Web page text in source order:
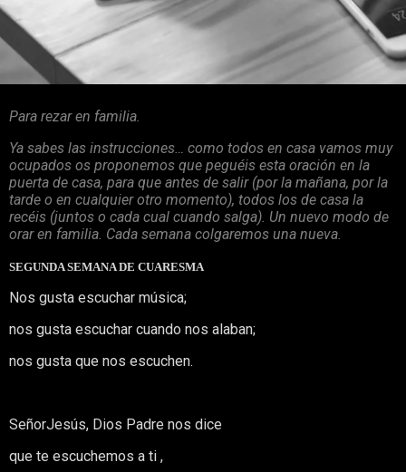
Para rezar en familia.
Ya sabes las instrucciones… como todos en casa vamos muy
ocupados os proponemos que peguéis esta oración en la
puerta de casa, para que antes de salir (por la mañana, por la
tarde o en cualquier otro momento), todos los de casa la
recéis (juntos o cada cual cuando salga). Un nuevo modo de
orar en familia. Cada semana colgaremos una nueva.
SEGUNDA SEMANA DE CUARESMA
Nos gusta escuchar música;
nos gusta escuchar cuando nos alaban;
nos gusta que nos escuchen.
SeñorJesús, Dios Padre nos dice
que te escuchemos a ti ,